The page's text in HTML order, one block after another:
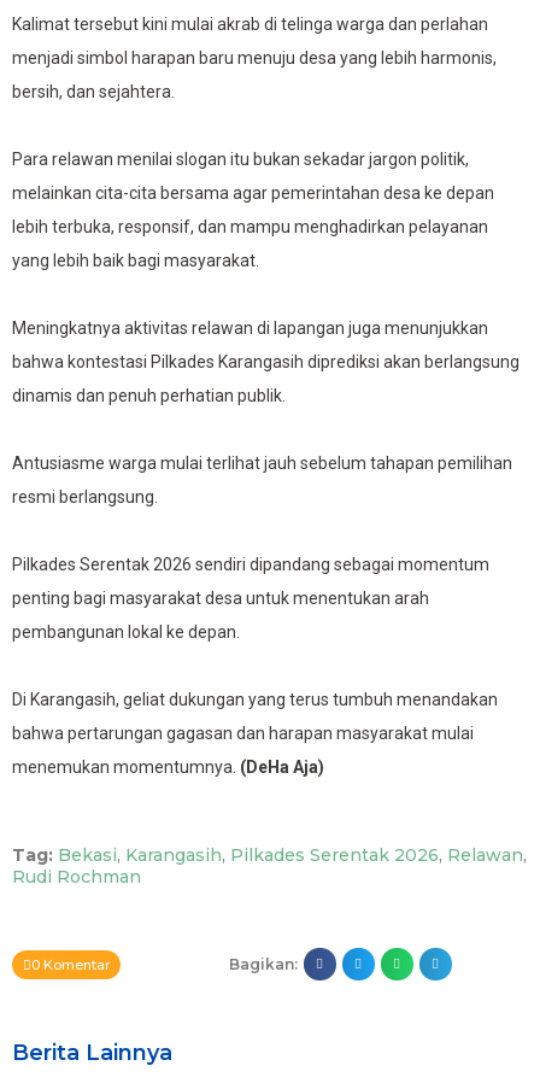
Kalimat tersebut kini mulai akrab di telinga warga dan perlahan
menjadi simbol harapan baru menuju desa yang lebih harmonis,
bersih, dan sejahtera.
Para relawan menilai slogan itu bukan sekadar jargon politik,
melainkan cita-cita bersama agar pemerintahan desa ke depan
lebih terbuka, responsif, dan mampu menghadirkan pelayanan
yang lebih baik bagi masyarakat.
Meningkatnya aktivitas relawan di lapangan juga menunjukkan
bahwa kontestasi Pilkades Karangasih diprediksi akan berlangsung
dinamis dan penuh perhatian publik.
Antusiasme warga mulai terlihat jauh sebelum tahapan pemilihan
resmi berlangsung.
Pilkades Serentak 2026 sendiri dipandang sebagai momentum
penting bagi masyarakat desa untuk menentukan arah
pembangunan lokal ke depan.
Di Karangasih, geliat dukungan yang terus tumbuh menandakan
bahwa pertarungan gagasan dan harapan masyarakat mulai
menemukan momentumnya. (DeHa Aja)
Tag: Bekasi, Karangasih, Pilkades Serentak 2026, Relawan,
Rudi Rochman
0 Komentar Bagikan:
Berita Lainnya